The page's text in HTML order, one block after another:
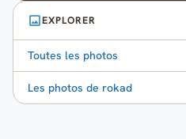
EXPLORER
Toutes les photos
Les photos de rokad